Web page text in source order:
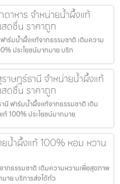
าหาร จำหน่ายน้ำผึ้งแท้
ดชื่น ราคาถูก
าร์มน้ำผึ้งแท้จากธรรมชาติ เติมความ
ประโยชน์มากมาย บริก
าษฎร์ธานี จำหน่ายน้ำผึ้งแท้
ดชื่น ราคาถูก
นี ฟาร์มน้ำผึ้งแท้จากธรรมชาติ เติม
100% ประโยชน์มากมาย
ยน้ำผึ้งแท้ 100% หอม หวาน
กธรรมชาติ เติมความหวานเพื่อสุขภาพ
าย บริการส่งได้ทั่ว